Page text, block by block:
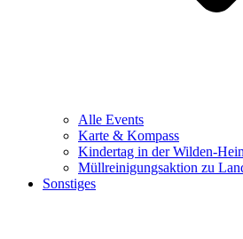
Alle Events
Karte & Kompass
Kindertag in der Wilden-
Müllreinigungsaktion zu
Sonstiges